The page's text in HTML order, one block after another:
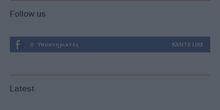
Follow us
0 Υποστηρικτές ΚΆΝΤΕ LIKE
Latest